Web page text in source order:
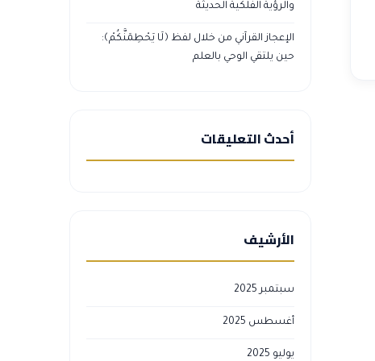
والرؤية الفلكية الحديثة
الإعجاز القرآني من خلال لفظ ﴿لَا يَحْطِمَنَّكُمْ﴾:
حين يلتقي الوحي بالعلم
أحدث التعليقات
الأرشيف
سبتمبر 2025
أغسطس 2025
يوليو 2025